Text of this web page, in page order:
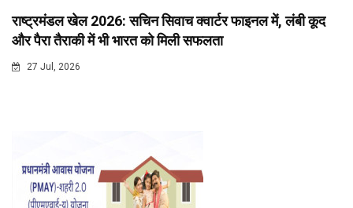
राष्ट्रमंडल खेल 2026: सचिन सिवाच क्वार्टर फाइनल में, लंबी कूद
और पैरा तैराकी में भी भारत को मिली सफलता
27 Jul, 2026